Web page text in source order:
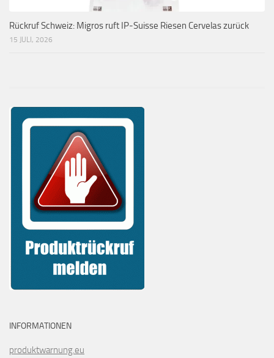
Rückruf Schweiz: Migros ruft IP-Suisse Riesen Cervelas zurück
15 JULI, 2026
INFORMATIONEN
produktwarnung.eu